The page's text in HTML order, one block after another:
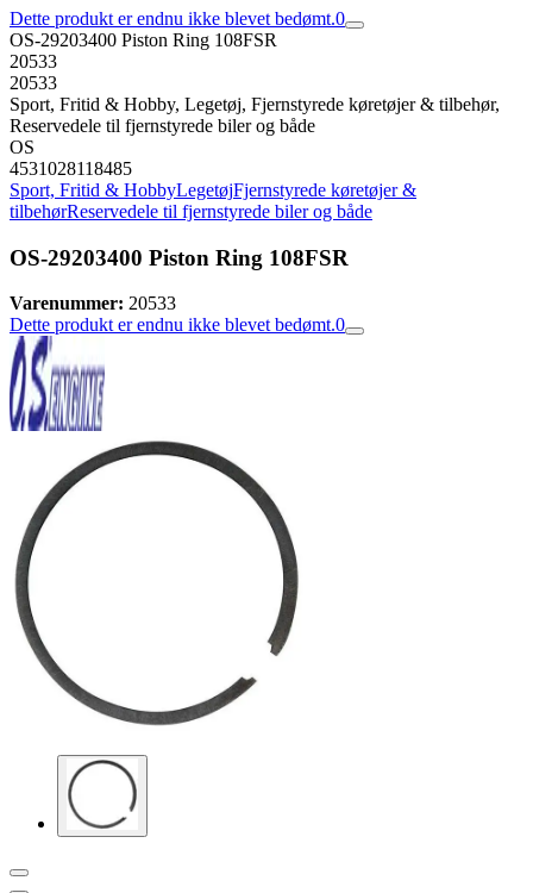
Dette produkt er endnu ikke blevet bedømt.0
OS-29203400 Piston Ring 108FSR
20533
20533
Sport, Fritid & Hobby, Legetøj, Fjernstyrede køretøjer & tilbehør,
Reservedele til fjernstyrede biler og både
OS
4531028118485
Sport, Fritid & HobbyLegetøjFjernstyrede køretøjer &
tilbehørReservedele til fjernstyrede biler og både
OS-29203400 Piston Ring 108FSR
Varenummer: 20533
Dette produkt er endnu ikke blevet bedømt.0